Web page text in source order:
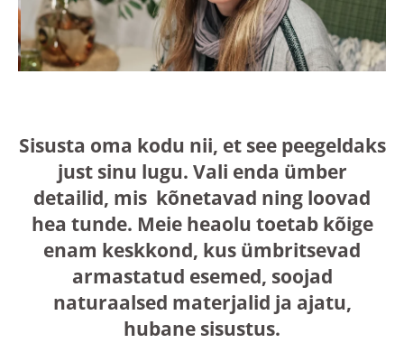
Sisusta oma kodu nii, et see peegeldaks
just sinu lugu. Vali enda ümber
detailid, mis kõnetavad ning loovad
hea tunde. Meie heaolu toetab kõige
enam keskkond, kus ümbritsevad
armastatud esemed, soojad
naturaalsed materjalid ja ajatu,
hubane sisustus.